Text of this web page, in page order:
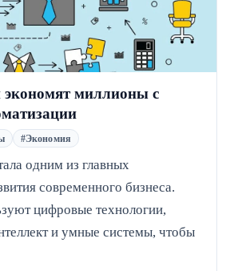
миллионы с
#Экономия
одним из главных
современного бизнеса.
цифровые технологии,
и умные системы, чтобы